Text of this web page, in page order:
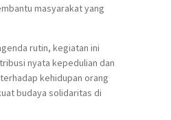
masyarakat yang
rutin, kegiatan ini
nyata kepedulian dan
kehidupan orang
budaya solidaritas di